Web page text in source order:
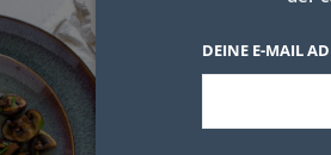
DEINE E-MAIL